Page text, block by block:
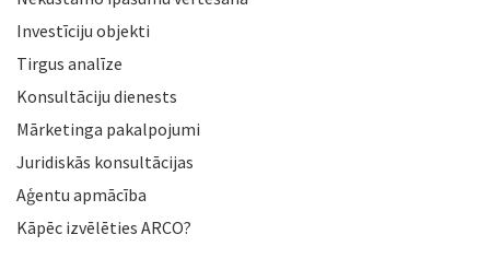
Investīciju objekti
Tirgus analīze
Konsultāciju dienests
Mārketinga pakalpojumi
Juridiskās konsultācijas
Aģentu apmācība
Kāpēc izvēlēties ARCO?